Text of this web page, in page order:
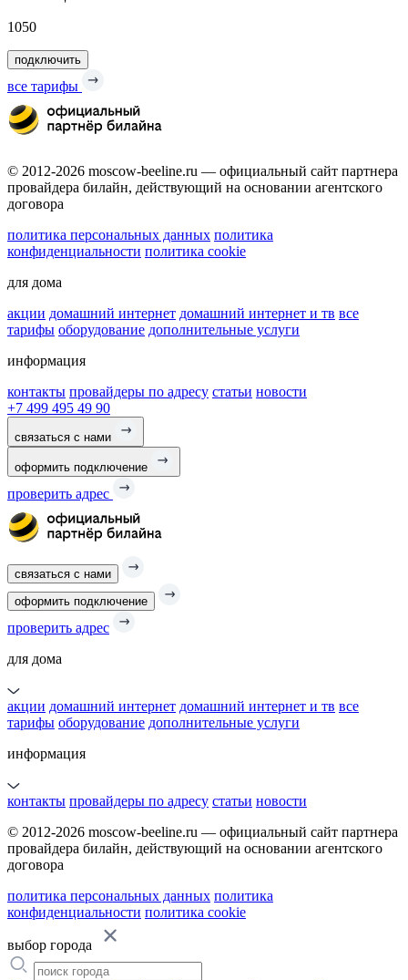
1050
подключить
все тарифы
© 2012-2026 moscow-beeline.ru — официальный сайт партнера
провайдера билайн, действующий на основании агентского
договора
политика персональных данных политика
конфиденциальности политика cookie
для дома
акции домашний интернет домашний интернет и тв все
тарифы оборудование дополнительные услуги
информация
контакты провайдеры по адресу статьи новости
+7 499 495 49 90
связаться с нами
оформить подключение
проверить адрес
связаться с нами
оформить подключение
проверить адрес
для дома
акции домашний интернет домашний интернет и тв все
тарифы оборудование дополнительные услуги
информация
контакты провайдеры по адресу статьи новости
© 2012-2026 moscow-beeline.ru — официальный сайт партнера
провайдера билайн, действующий на основании агентского
договора
политика персональных данных политика
конфиденциальности политика cookie
выбор города